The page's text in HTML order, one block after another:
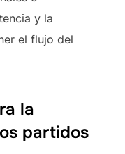
y la
el flujo del
la
partidos